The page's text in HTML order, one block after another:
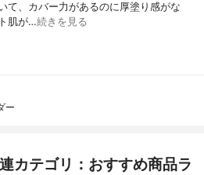
て、カバー力があるのに厚塗り感がな
肌が…続きを見る
ー
カテゴリ：おすすめ商品ラ